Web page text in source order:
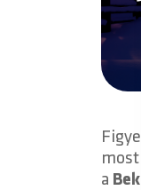
most
a